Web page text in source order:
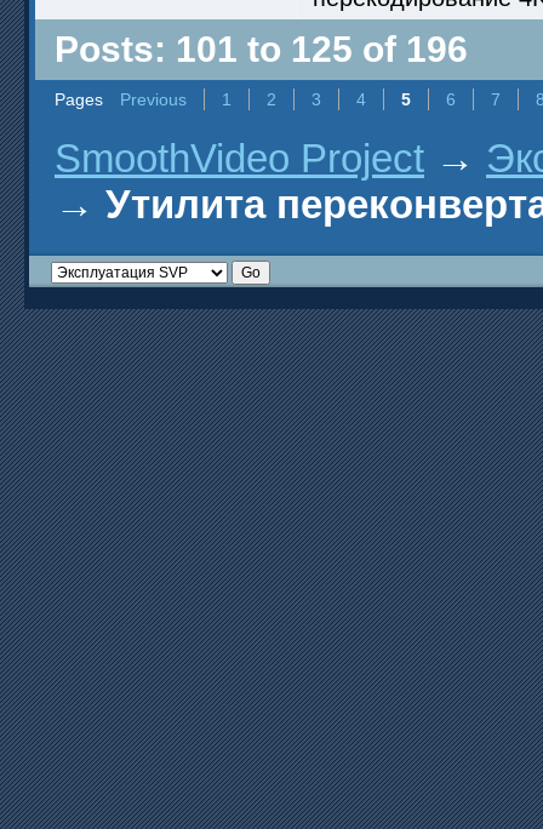
Posts: 101 to 125 of 196
Pages Previous 1 2 3 4 5 6 7
SmoothVideo Project →
→ Утилита